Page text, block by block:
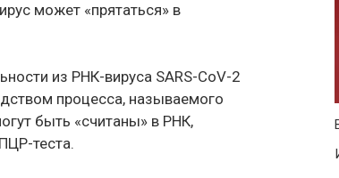
может «прятаться» в
из РНК-вируса SARS-CoV-2
процесса, называемого
быть «считаны» в РНК,
теста.